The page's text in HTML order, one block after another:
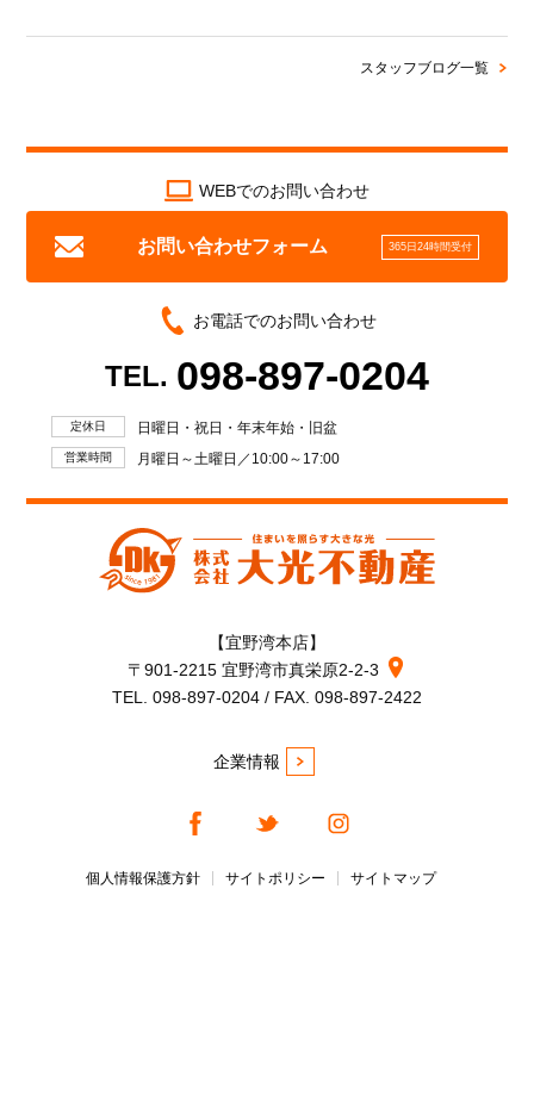
スタッフブログ一覧
WEBでのお問い合わせ
お問い合わせフォーム 365日24時間受付
お電話でのお問い合わせ
TEL. 098-897-0204
定休日 日曜日・祝日・年末年始・旧盆
営業時間 月曜日～土曜日／10:00～17:00
【宜野湾本店】
〒901-2215 宜野湾市真栄原2-2-3
TEL. 098-897-0204 / FAX. 098-897-2422
企業情報
個人情報保護方針 サイトポリシー サイトマップ